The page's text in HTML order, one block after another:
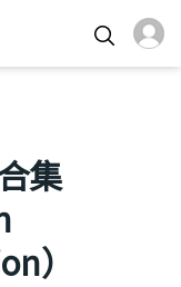
集
）